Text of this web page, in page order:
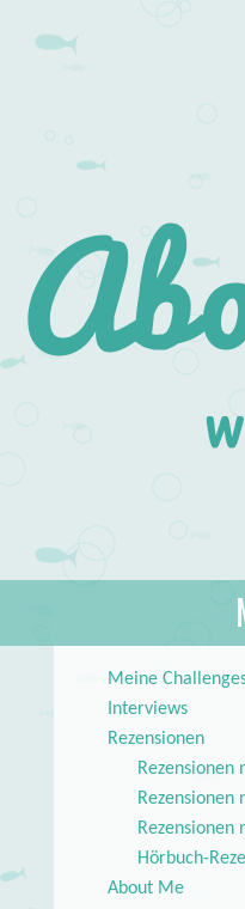
Meine
Interviews
Rezensionen
Rezensionen
Rezensionen
Rezensionen
Hörbuch-
About Me